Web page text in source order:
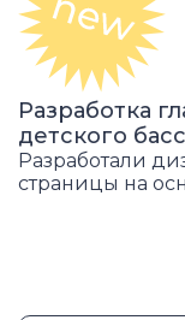
Разработка
детского
Разработали
страницы на